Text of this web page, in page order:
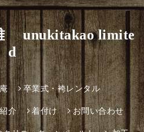
unukitakao limite
d
卒業式・袴レンタル
介 着付け お問い合わせ